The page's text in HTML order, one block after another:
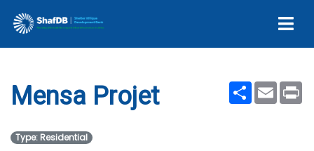
Mensa Projet
ShareEmail
Mensa Projet
Type: Residential